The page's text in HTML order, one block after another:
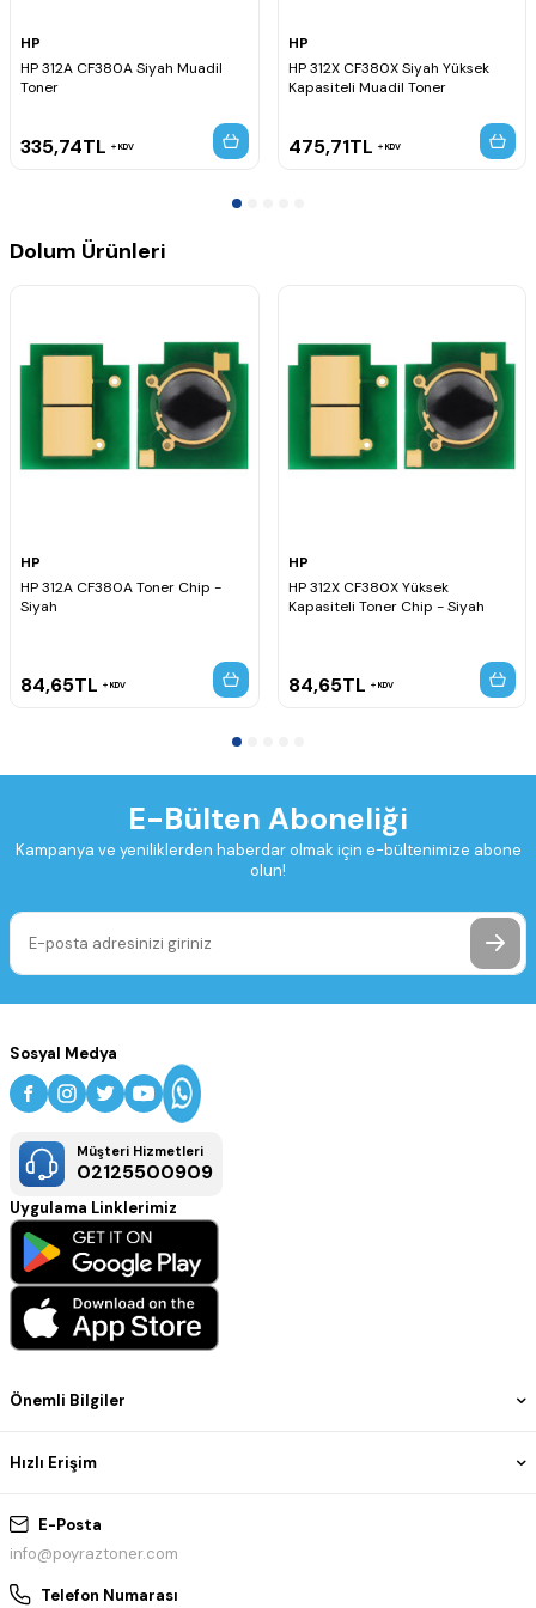
HP
HP 312A CF380A Siyah Muadil
Toner
335,74TL KDV
HP
HP 312X CF380X Siyah Yüksek
Kapasiteli Muadil Toner
475,71TL KDV
Dolum Ürünleri
HP
HP 312A CF380A Toner Chip -
Siyah
84,65TL KDV
HP
HP 312X CF380X Yüksek
Kapasiteli Toner Chip - Siyah
84,65TL KDV
E-Bülten Aboneliği
Kampanya ve yeniliklerden haberdar olmak için e-bültenimize abone
olun!
E-Posta
info@poyraztoner.com
Telefon Numarası
Önemli Bilgiler
Hızlı Erişim
Sosyal Medya
Müşteri Hizmetleri
02125500909
Uygulama Linklerimiz